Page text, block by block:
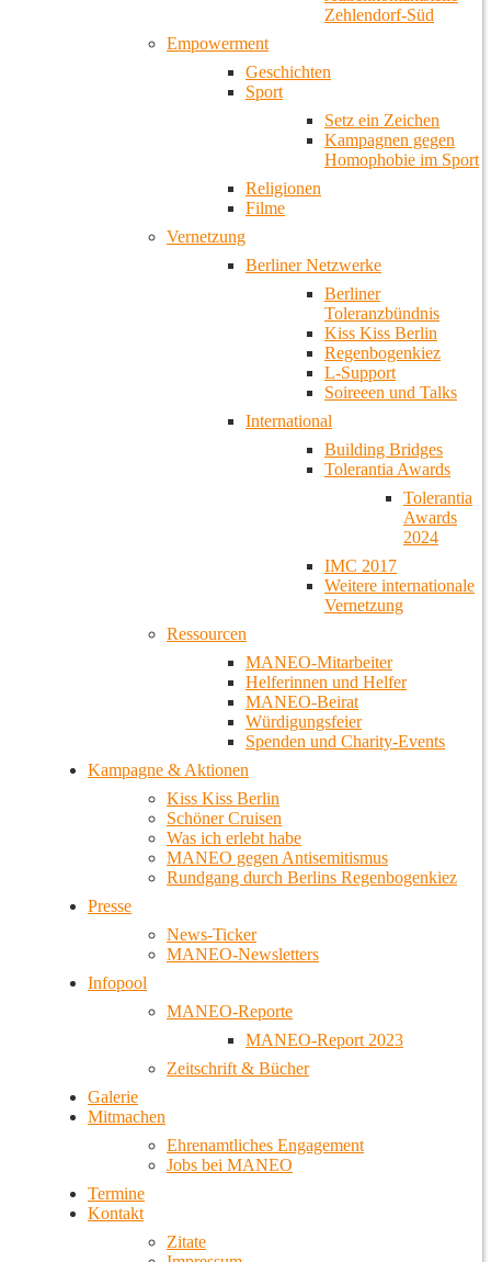
Zehlendorf-Süd
Empowerment
Geschichten
Sport
Setz ein Zeichen
Kampagnen gegen
Homophobie im Sport
Religionen
Filme
Vernetzung
Berliner Netzwerke
Berliner
Toleranzbündnis
Kiss Kiss Berlin
Regenbogenkiez
L-Support
Soireeen und Talks
International
Building Bridges
Tolerantia Awards
Tolerantia
Awards
2024
IMC 2017
Weitere internationale
Vernetzung
Ressourcen
MANEO-Mitarbeiter
Helferinnen und Helfer
MANEO-Beirat
Würdigungsfeier
Spenden und Charity-Events
Kampagne & Aktionen
Kiss Kiss Berlin
Schöner Cruisen
Was ich erlebt habe
MANEO gegen Antisemitismus
Rundgang durch Berlins Regenbogenkiez
Presse
News-Ticker
MANEO-Newsletters
Infopool
MANEO-Reporte
MANEO-Report 2023
Zeitschrift & Bücher
Galerie
Mitmachen
Ehrenamtliches Engagement
Jobs bei MANEO
Termine
Kontakt
Zitate